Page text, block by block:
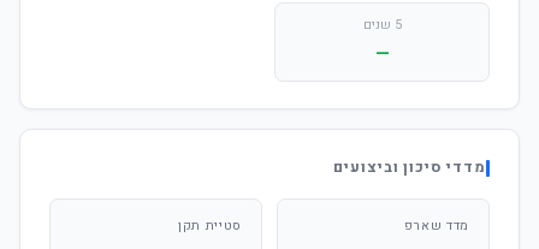
5 שנים
—
מדדי סיכון וביצועים
מדד שארפ סטיית תקן